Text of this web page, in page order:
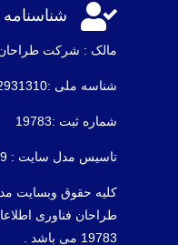

مالک : شرکت طراحان
شناسه ملی :14012931310
شماره ثبت :19783
تاسیس مدل سایت : 1399
کلیه حقوق وبسایت
طراحان فناوری
19783 می باشد .